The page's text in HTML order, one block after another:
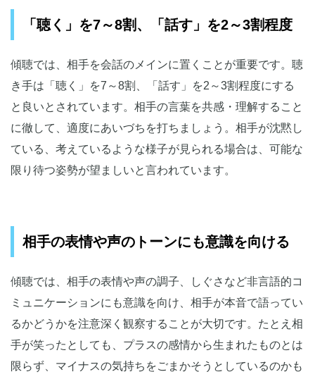
「聴く」を7～8割、「話す」を2～3割程度
傾聴では、相手を会話のメインに置くことが重要です。聴
き手は「聴く」を7～8割、「話す」を2～3割程度にする
と良いとされています。相手の言葉を共感・理解すること
に徹して、適度にあいづちを打ちましょう。相手が沈黙し
ている、考えているような様子が見られる場合は、可能な
限り待つ姿勢が望ましいと言われています。
相手の表情や声のトーンにも意識を向ける
傾聴では、相手の表情や声の調子、しぐさなど非言語的コ
ミュニケーションにも意識を向け、相手が本音で語ってい
るかどうかを注意深く観察することが大切です。たとえ相
手が笑ったとしても、プラスの感情から生まれたものとは
限らず、マイナスの気持ちをごまかそうとしているのかも